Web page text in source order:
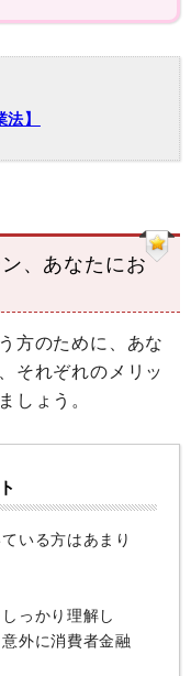
】
、あなたにお
方のために、あな
それぞれのメリッ
しょう。
いる方はあまり
っかり理解し
外に消費者金融